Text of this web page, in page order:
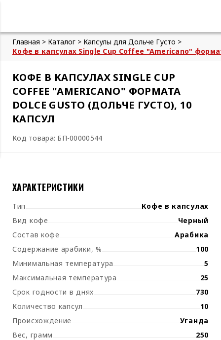
Главная > Каталог > Капсулы для Дольче Густо >
Кофе в капсулах Single Cup Coffee "Americano"
КОФЕ В КАПСУЛАХ SINGLE CUP
COFFEE "AMERICANO" ФОРМАТА
DOLCE GUSTO (ДОЛЬЧЕ ГУСТО), 10
КАПСУЛ
Код товара: БП-00000544
ХАРАКТЕРИСТИКИ
Тип
Кофе в капсулах
Вид кофе
Черный
Состав кофе
Арабика
Содержание арабики, %
100
Минимальная температура
5
Максимальная температура
25
Срок годности в днях
730
Количество капсул
10
Происхождение
Уганда
Вес, грамм
250